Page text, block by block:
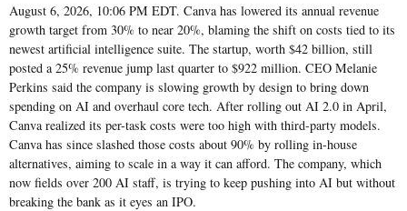
August 6, 2026, 10:06 PM EDT. Canva has lowered its annual revenue
growth target from 30% to near 20%, blaming the shift on costs tied to its
newest artificial intelligence suite. The startup, worth $42 billion, still
posted a 25% revenue jump last quarter to $922 million. CEO Melanie
Perkins said the company is slowing growth by design to bring down
spending on AI and overhaul core tech. After rolling out AI 2.0 in April,
Canva realized its per-task costs were too high with third-party models.
Canva has since slashed those costs about 90% by rolling in-house
alternatives, aiming to scale in a way it can afford. The company, which
now fields over 200 AI staff, is trying to keep pushing into AI but without
breaking the bank as it eyes an IPO.